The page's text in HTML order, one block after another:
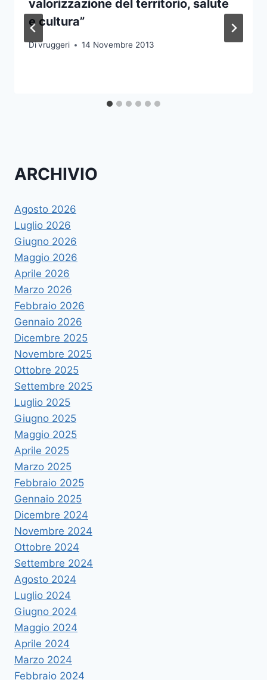
valorizzazione del territorio, salute
e cultura”
Divruggeri 14 Novembre 2013
ARCHIVIO
Agosto 2026
Luglio 2026
Giugno 2026
Maggio 2026
Aprile 2026
Marzo 2026
Febbraio 2026
Gennaio 2026
Dicembre 2025
Novembre 2025
Ottobre 2025
Settembre 2025
Luglio 2025
Giugno 2025
Maggio 2025
Aprile 2025
Marzo 2025
Febbraio 2025
Gennaio 2025
Dicembre 2024
Novembre 2024
Ottobre 2024
Settembre 2024
Agosto 2024
Luglio 2024
Giugno 2024
Maggio 2024
Aprile 2024
Marzo 2024
Febbraio 2024